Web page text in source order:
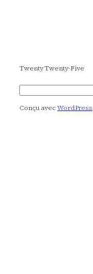
Twenty Twenty-Five
Rechercher
Conçu avecWordPress